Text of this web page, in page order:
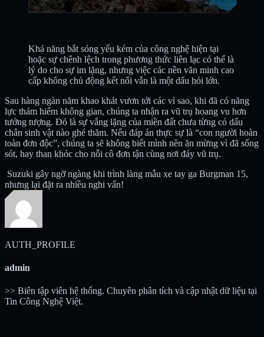
Khả năng bắt sóng yếu kém của công nghệ hiện tại
hoặc sự chênh lệch trong phương thức liên lạc có thể là
lý do cho sự im lặng, nhưng việc các nền văn minh cao
cấp không chủ động kết nối vẫn là một dấu hỏi lớn.
Sau hàng ngàn năm khao khát vươn tới các vì sao, khi đã có năng
lực thám hiểm không gian, chúng ta nhận ra vũ trụ hoang vu hơn
tưởng tượng. Đó là sự vắng lặng của miền đất chưa từng có dấu
chân sinh vật nào ghé thăm. Nếu đáp án thực sự là “con người hoàn
toàn đơn độc”, chúng ta sẽ không biết mình nên ăn mừng vì đã sống
sót, hay than khóc cho nỗi cô đơn tận cùng nơi đáy vũ trụ.
Suzuki gây ngỡ ngàng khi trình làng mẫu xe tay ga Burgman 15,
nhưng lại đặt ra nhiều nghi vấn!
AUTH_PROFILE
admin
>> Biên tập viên hệ thống. Chuyên phân tích và cập nhật dữ liệu tại
Tin Công Nghệ Việt.